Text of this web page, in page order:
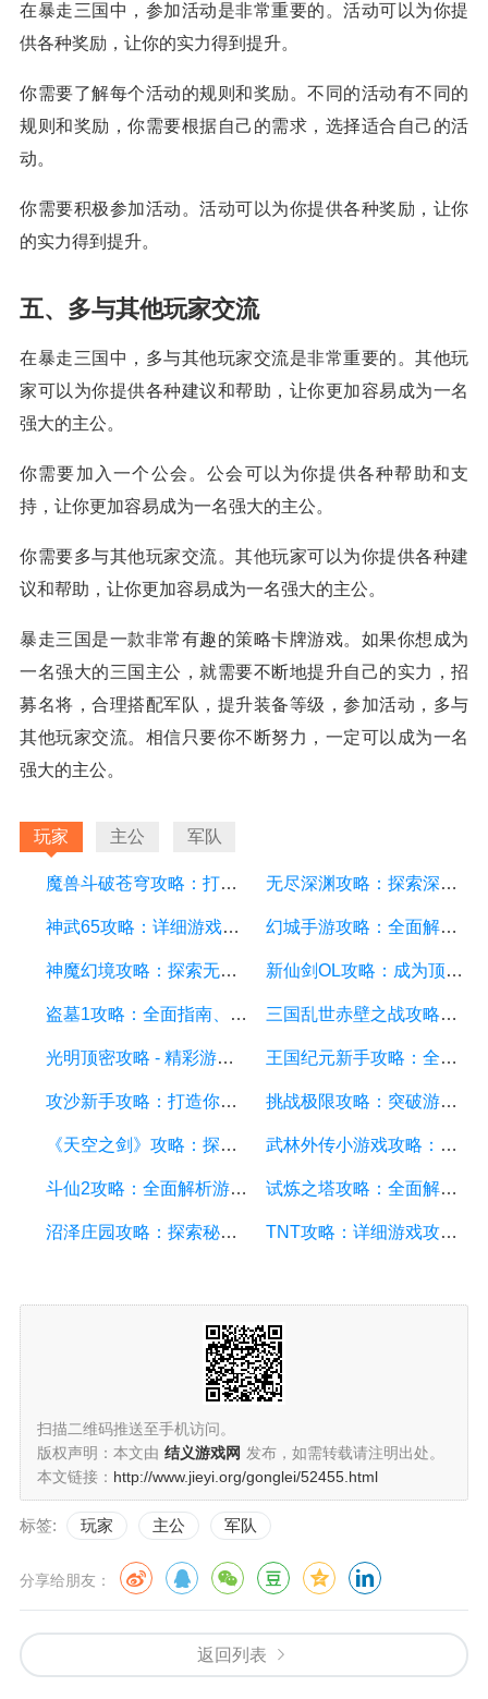
在暴走三国中，参加活动是非常重要的。活动可以为你提
供各种奖励，让你的实力得到提升。
你需要了解每个活动的规则和奖励。不同的活动有不同的
规则和奖励，你需要根据自己的需求，选择适合自己的活
动。
你需要积极参加活动。活动可以为你提供各种奖励，让你
的实力得到提升。
五、多与其他玩家交流
在暴走三国中，多与其他玩家交流是非常重要的。其他玩
家可以为你提供各种建议和帮助，让你更加容易成为一名
强大的主公。
你需要加入一个公会。公会可以为你提供各种帮助和支
持，让你更加容易成为一名强大的主公。
你需要多与其他玩家交流。其他玩家可以为你提供各种建
议和帮助，让你更加容易成为一名强大的主公。
暴走三国是一款非常有趣的策略卡牌游戏。如果你想成为
一名强大的三国主公，就需要不断地提升自己的实力，招
募名将，合理搭配军队，提升装备等级，参加活动，多与
其他玩家交流。相信只要你不断努力，一定可以成为一名
强大的主公。
玩家 主公 军队
魔兽斗破苍穹攻略：打造最强战队、掌握绝世神技 无尽深渊攻略：探索深渊的秘密，成为最强战士
神武65攻略：详细游戏攻略方面的描述 幻城手游攻略：全面解析游戏技巧、装备选择和副本攻略
神魔幻境攻略：探索无尽的魔幻世界，成为顶尖玩家 新仙剑OL攻略：成为顶级仙侠大侠的秘诀与技巧
盗墓1攻略：全面指南、秘籍和技巧 三国乱世赤壁之战攻略：详细游戏攻略方面的描述
光明顶密攻略 - 精彩游戏攻略分享，助你征服光明顶的挑战 王国纪元新手攻略：全面解析游戏基础、升级策略和资源管理
攻沙新手攻略：打造你的战争帝国，征服沙漠世界 挑战极限攻略：突破游戏难关的终极指南
《天空之剑》攻略：探索天空的冒险之旅 武林外传小游戏攻略：全面解析游戏技巧、角色选择和剧情推进
斗仙2攻略：全面解析游戏技巧、副本攻略、装备养成和战斗策略 试炼之塔攻略：全面解析游戏技巧与策略，帮你征服每一层塔
沼泽庄园攻略：探索秘密、击败怪物、解谜全指南 TNT攻略：详细游戏攻略方面的描述
扫描二维码推送至手机访问。
版权声明：本文由 结义游戏网 发布，如需转载请注明出处。
本文链接： http://www.jieyi.org/gonglei/52455.html
标签: 玩家 主公 军队
分享给朋友：
返回列表